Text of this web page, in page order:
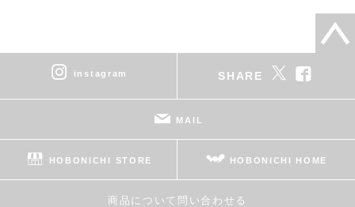
instagram SHARE
MAIL
HOBONICHI STORE HOBONICHI HOME
商品について問い合わせる